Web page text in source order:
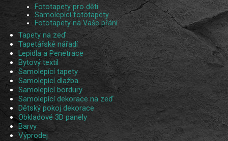
Fototapety pro děti
Samolepící fototapety
Fototapety na Vaše přání
Tapety na zeď
Tapetářské nářadí
Lepidla a Penetrace
Bytový textil
Samolepící tapety
Samolepící dlažba
Samolepící bordury
Samolepící dekorace na zeď
Dětský pokoj dekorace
Obkladové 3D panely
Barvy
Výprodej